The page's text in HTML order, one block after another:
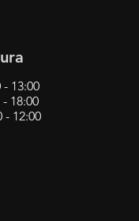
13:00